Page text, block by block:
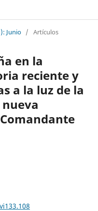
Junio / Artículos
en la
reciente y
a la luz de la